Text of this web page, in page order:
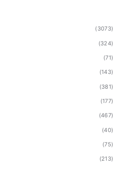
(3073)
(324)
(71)
(143)
(381)
(177)
(467)
(40)
(75)
(213)